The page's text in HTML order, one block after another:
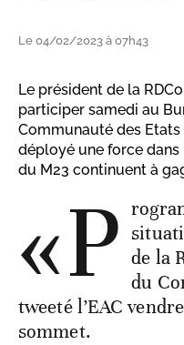
Le 04/02/2023 à 07h43
Le président de la
participer samedi au
Communauté des Etats
déployé une force dans
du M23 continuent à
«P de la
du
tweeté l’EAC
sommet.